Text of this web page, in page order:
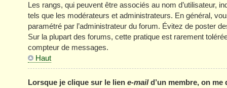
Les rangs, qui peuvent être associés au nom d’utilisateur,
tels que les modérateurs et administrateurs. En général,
paramétré par l’administrateur du forum. Évitez de poster
Sur la plupart des forums, cette pratique est rarement
compteur de messages.
Haut
Lorsque je clique sur le lien e-maild’un membre, on me